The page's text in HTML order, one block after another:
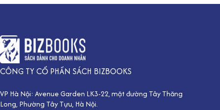
CÔNG TY CỔ PHẦN SÁCH BIZBOOKS
VP Hà Nội: Avenue Garden LK3-22, mặt đường Tây Thăng
Long, Phường Tây Tựu, Hà Nội.